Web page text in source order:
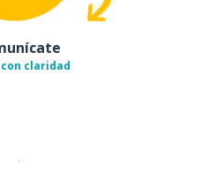
claridad